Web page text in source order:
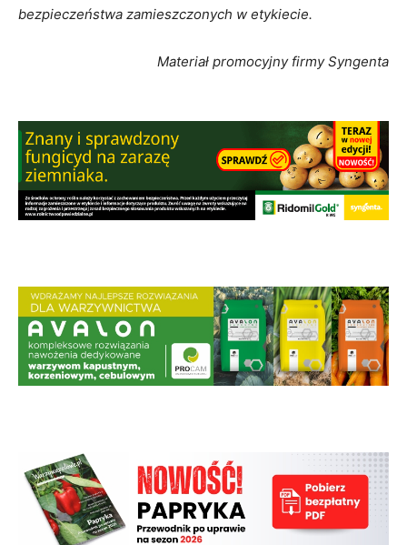
bezpieczeństwa zamieszczonych w etykiecie.
Materiał promocyjny firmy Syngenta